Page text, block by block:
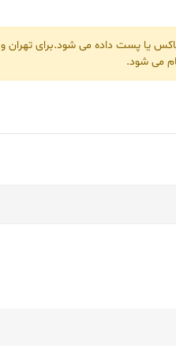
یا پست داده می شود.برای تهران و
می شود.